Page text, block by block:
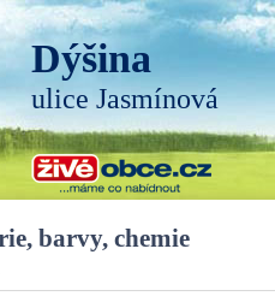
Dýšina
ulice Jasmínová
barvy, chemie